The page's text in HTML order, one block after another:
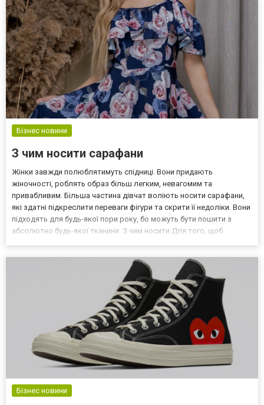
использование слишком...
Бізнес новини
З чим носити сарафани
Жінки завжди полюблятимуть спідниці. Вони придають
жіночності, роблять образ більш легким, невагомим та
привабливим. Більша частина дівчат воліють носити сарафани,
які здатні підкреслити переваги фігури та скрити її недоліки. Вони
підходять для будь-якої пори року, бо можуть бути пошити з
абсолютно будь-якої тканини. З чим носити Для того, щоб
Бізнес новини